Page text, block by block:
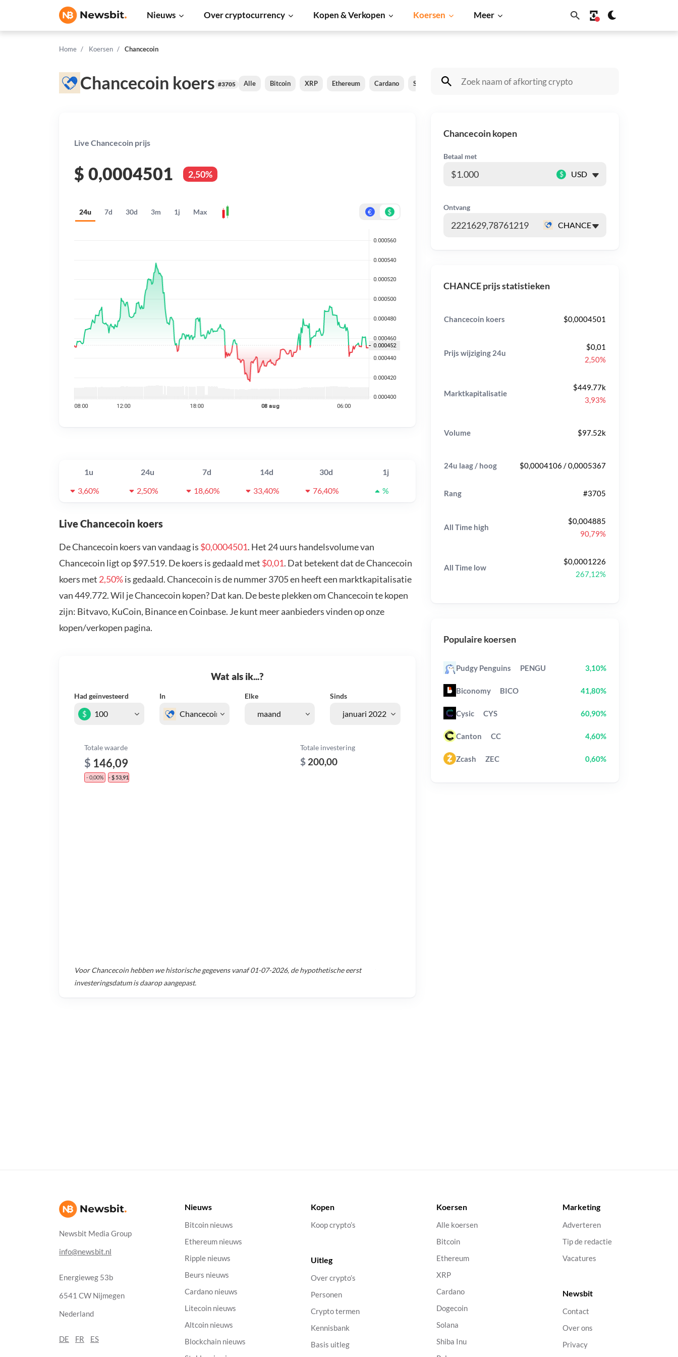
Nieuws Over cryptocurrency Kopen & Verkopen Koersen Meer
Home Koersen Chancecoin
Chancecoin koers #3705 Alle Bitcoin XRP Ethereum Cardano Shiba Inu Dogecoin Solana BNB
Live Chancecoin prijs
$ 0,0004501 2,50%
24u 7d 30d 3m 1j Max € $
1u 24u 7d 14d 30d
1j
3,60%
2,50% 18,60% 33,40% 76,40% %
Live Chancecoin koers
De Chancecoin koers van vandaag is $0,0004501. Het 24 uurs handelsvolume van
Chancecoin ligt op $97.519. De koers is gedaald met $0,01. Dat betekent dat de Chancecoin
koers met 2,50%is gedaald. Chancecoin is de nummer 3705 en heeft een marktkapitalisatie
van 449.772. Wil je Chancecoin kopen? Dat kan. De beste plekken om Chancecoin te kopen
zijn: Bitvavo, KuCoin, Binance en Coinbase. Je kunt meer aanbieders vinden op onze
kopen/verkopen pagina.
Wat als ik...?
Had geïnvesteerd In Elke Sinds
$
Totale waarde
$ 146,09
- 0,00% - $ 53,91
Totale investering
$ 200,00
VoorChancecoinhebben we historische gegevens vanaf01-07-2026, de hypothetische eerst
investeringsdatum is daarop aangepast.
Chancecoin kopen
Betaal met
$
Ontvang
CHANCE prijs statistieken
Chancecoin koers $0,0004501
Prijs wijziging 24u
$0,01
2,50%
Marktkapitalisatie
$449.77k
3,93%
Volume $97.52k
24u laag / hoog $0,0004106 / 0,0005367
Rang #3705
All Time high
$0,004885
90,79%
All Time low
$0,0001226
267,12%
Populaire koersen
Pudgy Penguins PENGU 3,10%
Biconomy BICO 41,80%
Cysic CYS 60,90%
Canton CC 4,60%
Zcash ZEC 0,60%
Newsbit Media Group
info@newsbit.nl
Energieweg 53b
6541 CW Nijmegen
Nederland
DE FR ES
Nieuws
Bitcoin nieuws
Ethereum nieuws
Ripple nieuws
Beurs nieuws
Cardano nieuws
Litecoin nieuws
Altcoin nieuws
Blockchain nieuws
Kopen
Koop crypto’s
Uitleg
Over crypto’s
Personen
Crypto termen
Kennisbank
Basis uitleg
Koersen
Alle koersen
Bitcoin
Ethereum
XRP
Cardano
Dogecoin
Solana
Shiba Inu
Marketing
Adverteren
Tip de redactie
Vacatures
Newsbit
Contact
Over ons
Privacy